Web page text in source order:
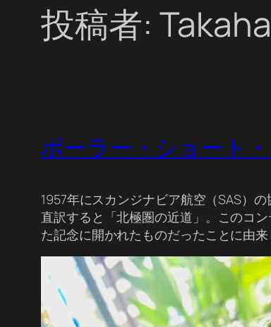
投稿者:
ポーラー・ショート
1957年にスカンジナビア航空（SAS）
直訳すると「北極圏の近道」。このコ
た記念に開かれたものだったことに由来